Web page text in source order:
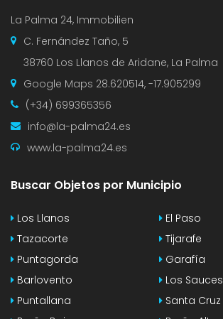
La Palma 24, Immobilien
C. Fernández Taño, 5
38760 Los Llanos de Aridane, La Palma
Google Maps 28.620514, -17.905299
(+34) 699365356
info@la-palma24.es
www.la-palma24.es
Buscar Objetos por Municipio
Los Llanos
El Paso
Tazacorte
Tijarafe
Puntagorda
Garafía
Barlovento
Los Sauces
Puntallana
Santa Cruz